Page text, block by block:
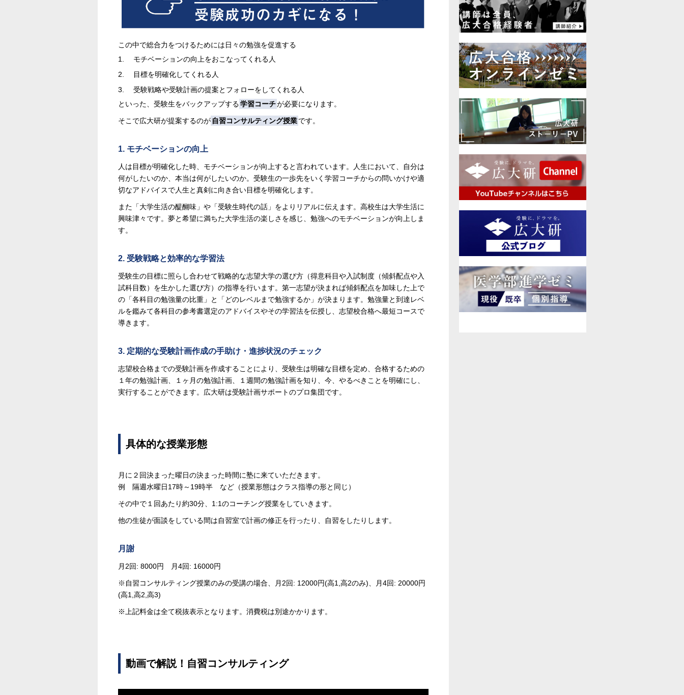
この中で総合力をつけるためには日々の勉強を促進する
モチベーションの向上をおこなってくれる人
目標を明確化してくれる人
受験戦略や受験計画の提案とフォローをしてくれる人
といった、受験生をバックアップする学習コーチが必要になります。
そこで広大研が提案するのが 自習コンサルティング授業です。
1. モチベーションの向上
人は目標が明確化した時、モチベーションが向上すると言われています。人生において、自分は
何がしたいのか、本当は何がしたいのか。受験生の一歩先をいく学習コーチからの問いかけや適
切なアドバイスで人生と真剣に向き合い目標を明確化します。
また「大学生活の醍醐味」や「受験生時代の話」をよりリアルに伝えます。高校生は大学生活に
興味津々です。夢と希望に満ちた大学生活の楽しさを感じ、勉強へのモチベーションが向上しま
す。
2. 受験戦略と効率的な学習法
受験生の目標に照らし合わせて戦略的な志望大学の選び方（得意科目や入試制度（傾斜配点や入
試科目数）を生かした選び方）の指導を行います。第一志望が決まれば傾斜配点を加味した上で
の「各科目の勉強量の比重」と「どのレベルまで勉強するか」が決まります。勉強量と到達レベ
ルを鑑みて各科目の参考書選定のアドバイスやその学習法を伝授し、志望校合格へ最短コースで
導きます。
3. 定期的な受験計画作成の手助け・進捗状況のチェック
志望校合格までの受験計画を作成することにより、受験生は明確な目標を定め、合格するための
１年の勉強計画、１ヶ月の勉強計画、１週間の勉強計画を知り、今、やるべきことを明確にし、
実行することができます。広大研は受験計画サポートのプロ集団です。
具体的な授業形態
月に２回決まった曜日の決まった時間に塾に来ていただきます。
例 隔週水曜日17時～19時半 など（授業形態はクラス指導の形と同じ）
その中で１回あたり約30分、1:1のコーチング授業をしていきます。
他の生徒が面談をしている間は自習室で計画の修正を行ったり、自習をしたりします。
月謝
月2回: 8000円 月4回: 16000円
※自習コンサルティング授業のみの受講の場合、月2回: 12000円(高1,高2のみ)、月4回: 20000円
(高1,高2,高3)
※上記料金は全て税抜表示となります。消費税は別途かかります。
動画で解説！自習コンサルティング